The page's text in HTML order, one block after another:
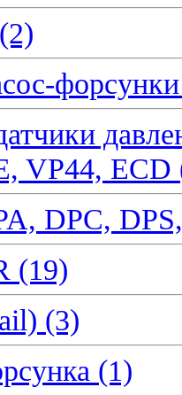
VP44, ECD
DPC,
(19)
(3)
(1)